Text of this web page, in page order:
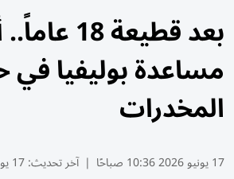
بعد قطيعة
مساعدة بوليفيا
المخدرات
17 يونيو 2026 10:36 صباحًا | آخر تحديث:17 يونيو 11:46 2026